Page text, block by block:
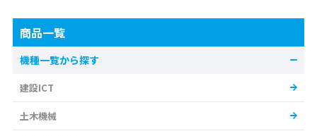
商品一覧
機種一覧から探す
建設ICT
土木機械